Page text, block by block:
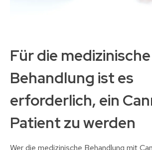
Für die medizinische
Behandlung ist es
erforderlich, ein
Patient zu werden
Wer die medizinische Behandlung mit